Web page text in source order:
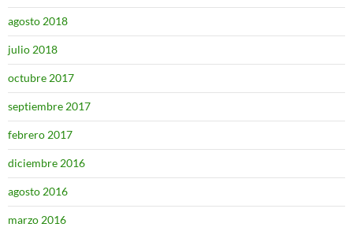
agosto 2018
julio 2018
octubre 2017
septiembre 2017
febrero 2017
diciembre 2016
agosto 2016
marzo 2016